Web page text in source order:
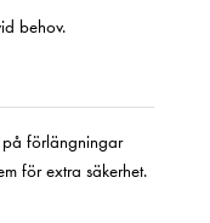
behov.
förlängningar
för extra säkerhet.